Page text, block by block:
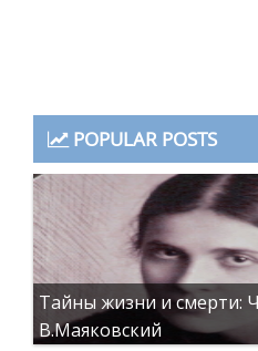
POPULAR POSTS
Тайны жизни и смерти:
В.Маяковский